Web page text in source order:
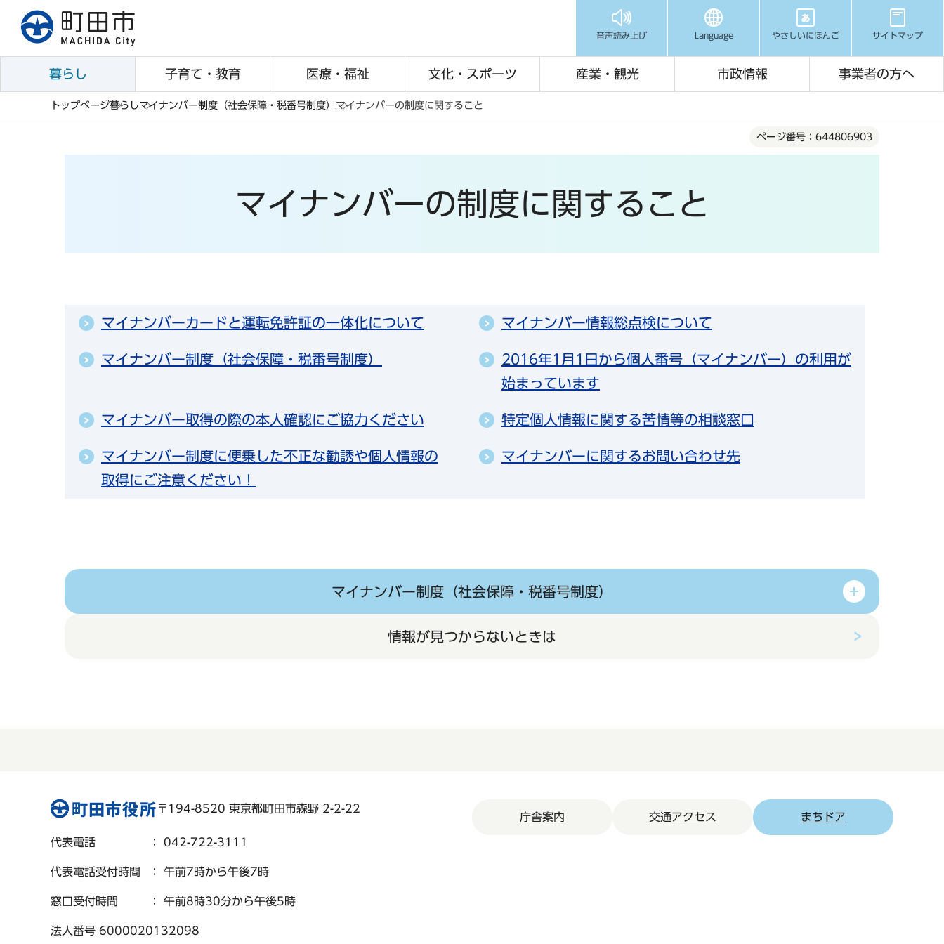
先
音声読み上げ Language やさしいにほんご サイトマップ
暮らし 子育て・教育 医療・福祉 文化・スポーツ 産業・観光 市政情報 事業者の方へ
トップページ暮らしマイナンバー制度（社会保障・税番号制度） マイナンバーの制度に関すること
ページ番号：644806903
マイナンバーの制度に関すること
マイナンバーカードと運転免許証の一体化について マイナンバー情報総点検について
マイナンバー制度（社会保障・税番号制度）
2016年1月1日から個人番号（マイナンバー）の利用が
始まっています
マイナンバー取得の際の本人確認にご協力ください 特定個人情報に関する苦情等の相談窓口
マイナンバー制度に便乗した不正な勧誘や個人情報の
取得にご注意ください！
マイナンバーに関するお問い合わせ先
マイナンバー制度（社会保障・税番号制度）
情報が見つからないときは
〒194-8520 東京都町田市森野 2-2-22
代表電話 ： 042-722-3111
代表電話受付時間 ： 午前7時から午後7時
窓口受付時間 ： 午前8時30分から午後5時
法人番号 6000020132098
庁舎案内 交通アクセス まちドア